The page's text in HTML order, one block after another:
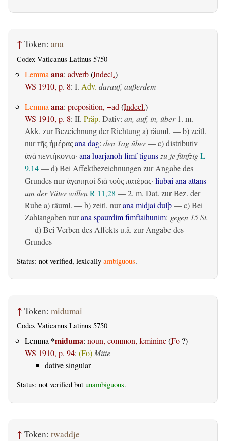
↑ Token: ana
Codex Vaticanus Latinus 5750
Lemma ana: adverb(Indecl.)
WS 1910, p. 8: I. Adv. darauf, außerdem
Lemma ana: preposition, +ad (Indecl.)
WS 1910, p. 8: II. Präp. Dativ: an, auf, in, über1. m.
Akk. zur Bezeichnung der Richtunga)räuml. — b)zeitl.
nurτῆς ἡμέρας ana dag: den Tag über— c)distributiv
ἀνὰ πεντήκοντα· ana ƕarjanoh fimf tiguns zu je fünfzigL
9,14— d) Bei Affektbezeichnungen zur Angabe des
Grundes nurἀγαπητοὶ διὰ τοὺς πατέρας· liubai ana attans
um der Väter willenR 11,28 — 2. m. Dat. zur Bez. der
Ruhea)räuml. — b)zeitl. nurana midjai dulþ— c) Bei
Zahlangaben nurana spaurdim fimftaihunim: gegen 15 St.
— d) Bei Verben des Affekts u.ä. zur Angabe des
Grundes
Status: not verified, lexically ambiguous.
↑ Token: midumai
Codex Vaticanus Latinus 5750
Lemma *miduma: noun, common, feminine(Fo ?)
WS 1910, p. 94: (Fo)Mitte
dative singular
Status: not verified but unambiguous.
↑ Token: twaddje